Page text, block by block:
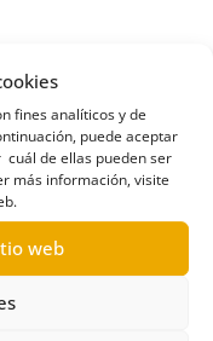
fines analíticos y de
puede aceptar
de ellas pueden ser
más información, visite
web
Tirajana
,vallado